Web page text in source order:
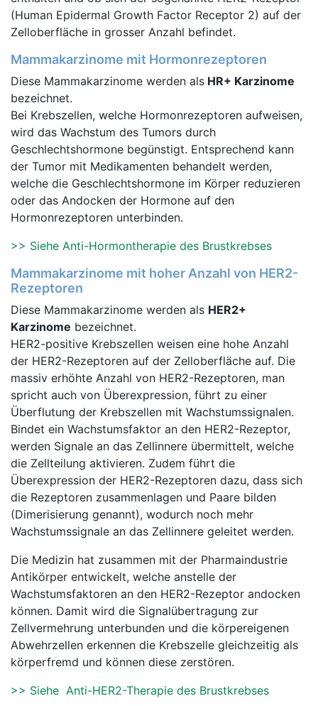
(Human Epidermal Growth Factor Receptor 2) auf der
Zelloberfläche in grosser Anzahl befindet.
Mammakarzinome mit Hormonrezeptoren
Diese Mammakarzinome werden als HR+ Karzinome
bezeichnet.
Bei Krebszellen, welche Hormonrezeptoren aufweisen,
wird das Wachstum des Tumors durch
Geschlechtshormone begünstigt. Entsprechend kann
der Tumor mit Medikamenten behandelt werden,
welche die Geschlechtshormone im Körper reduzieren
oder das Andocken der Hormone auf den
Hormonrezeptoren unterbinden.
>> Siehe Anti-Hormontherapie des Brustkrebses
Mammakarzinome mit hoher Anzahl von HER2-
Rezeptoren
Diese Mammakarzinome werden als HER2+
Karzinome bezeichnet.
HER2-positive Krebszellen weisen eine hohe Anzahl
der HER2-Rezeptoren auf der Zelloberfläche auf. Die
massiv erhöhte Anzahl von HER2-Rezeptoren, man
spricht auch von Überexpression, führt zu einer
Überflutung der Krebszellen mit Wachstumssignalen.
Bindet ein Wachstumsfaktor an den HER2-Rezeptor,
werden Signale an das Zellinnere übermittelt, welche
die Zellteilung aktivieren. Zudem führt die
Überexpression der HER2-Rezeptoren dazu, dass sich
die Rezeptoren zusammenlagen und Paare bilden
(Dimerisierung genannt), wodurch noch mehr
Wachstumssignale an das Zellinnere geleitet werden.
Die Medizin hat zusammen mit der Pharmaindustrie
Antikörper entwickelt, welche anstelle der
Wachstumsfaktoren an den HER2-Rezeptor andocken
können. Damit wird die Signalübertragung zur
Zellvermehrung unterbunden und die körpereigenen
Abwehrzellen erkennen die Krebszelle gleichzeitig als
körperfremd und können diese zerstören.
>> Siehe Anti-HER2-Therapie des Brustkrebses